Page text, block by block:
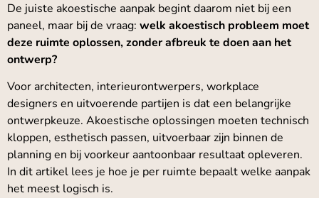
De juiste akoestische aanpak begint daarom niet bij een
paneel, maar bij de vraag: welk akoestisch probleem moet
deze ruimte oplossen, zonder afbreuk te doen aan het
ontwerp?
Voor architecten, interieurontwerpers, workplace
designers en uitvoerende partijen is dat een belangrijke
ontwerpkeuze. Akoestische oplossingen moeten technisch
kloppen, esthetisch passen, uitvoerbaar zijn binnen de
planning en bij voorkeur aantoonbaar resultaat opleveren.
In dit artikel lees je hoe je per ruimte bepaalt welke aanpak
het meest logisch is.